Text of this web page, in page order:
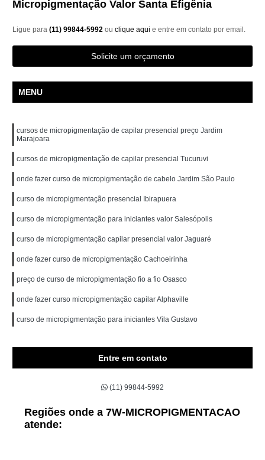
Micropigmentação Valor Santa Efigênia
Ligue para(11) 99844-5992ouclique aqui e entre em contato por email.
Solicite um orçamento
MENU
cursos de micropigmentação de capilar presencial preço Jardim
Marajoara
cursos de micropigmentação de capilar presencial Tucuruvi
onde fazer curso de micropigmentação de cabelo Jardim São Paulo
curso de micropigmentação presencial Ibirapuera
curso de micropigmentação para iniciantes valor Salesópolis
curso de micropigmentação capilar presencial valor Jaguaré
onde fazer curso de micropigmentação Cachoeirinha
preço de curso de micropigmentação fio a fio Osasco
onde fazer curso micropigmentação capilar Alphaville
curso de micropigmentação para iniciantes Vila Gustavo
Entre em contato
(11) 99844-5992
Regiões onde a 7W-MICROPIGMENTACAO
atende: